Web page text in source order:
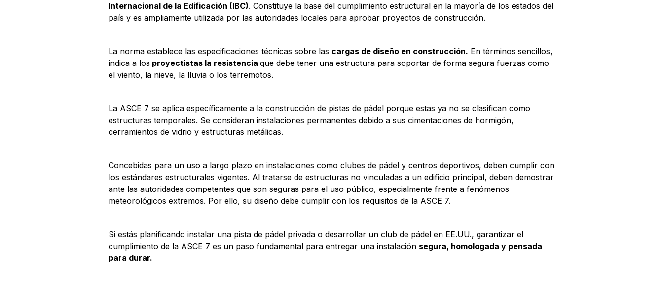
Internacional de la Edificación (IBC). Constituye la base del cumplimiento estructural en la mayoría de los estados del
país y es ampliamente utilizada por las autoridades locales para aprobar proyectos de construcción.
La norma establece las especificaciones técnicas sobre las cargas de diseño en construcción. En términos sencillos,
indica a los proyectistas la resistencia que debe tener una estructura para soportar de forma segura fuerzas como
el viento, la nieve, la lluvia o los terremotos.
La ASCE 7 se aplica específicamente a la construcción de pistas de pádel porque estas ya no se clasifican como
estructuras temporales. Se consideran instalaciones permanentes debido a sus cimentaciones de hormigón,
cerramientos de vidrio y estructuras metálicas.
Concebidas para un uso a largo plazo en instalaciones como clubes de pádel y centros deportivos, deben cumplir con
los estándares estructurales vigentes. Al tratarse de estructuras no vinculadas a un edificio principal, deben demostrar
ante las autoridades competentes que son seguras para el uso público, especialmente frente a fenómenos
meteorológicos extremos. Por ello, su diseño debe cumplir con los requisitos de la ASCE 7.
Si estás planificando instalar una pista de pádel privada o desarrollar un club de pádel en EE.UU., garantizar el
cumplimiento de la ASCE 7 es un paso fundamental para entregar una instalación segura, homologada y pensada
para durar.